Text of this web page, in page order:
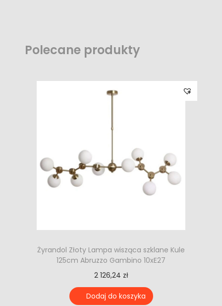
Polecane produkty
Żyrandol Złoty Lampa wisząca szklane Kule
125cm Abruzzo Gambino 10xE27
2 126,24 zł
Dodaj do koszyka